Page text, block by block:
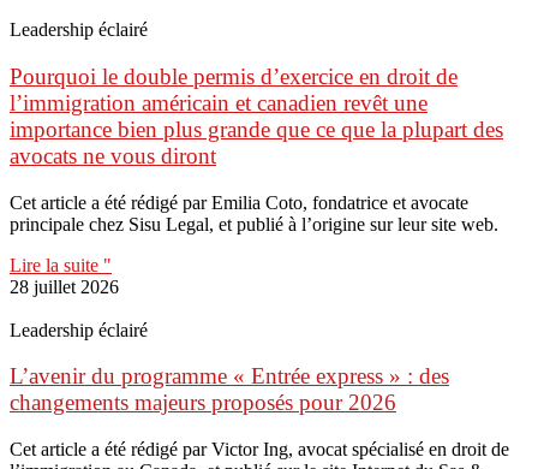
Leadership éclairé
Pourquoi le double permis d’exercice en droit de
l’immigration américain et canadien revêt une
importance bien plus grande que ce que la plupart des
avocats ne vous diront
Cet article a été rédigé par Emilia Coto, fondatrice et avocate
principale chez Sisu Legal, et publié à l’origine sur leur site web.
Lire la suite "
28 juillet 2026
Leadership éclairé
L’avenir du programme « Entrée express » : des
changements majeurs proposés pour 2026
Cet article a été rédigé par Victor Ing, avocat spécialisé en droit de